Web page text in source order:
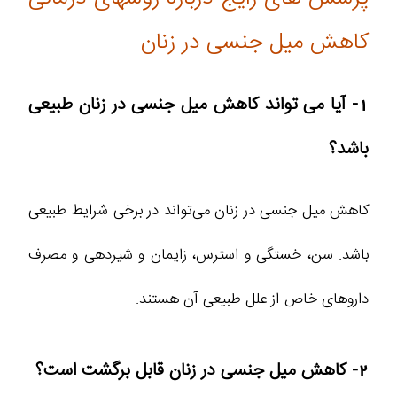
کاهش میل جنسی در زنان
1- آیا می تواند کاهش میل جنسی در زنان طبیعی
باشد؟
کاهش میل جنسی در زنان می‌تواند در برخی شرایط طبیعی
باشد. سن، خستگی و استرس، زایمان و شیردهی و مصرف
داروهای خاص از علل طبیعی آن هستند.
2- کاهش میل جنسی در زنان قابل برگشت است؟